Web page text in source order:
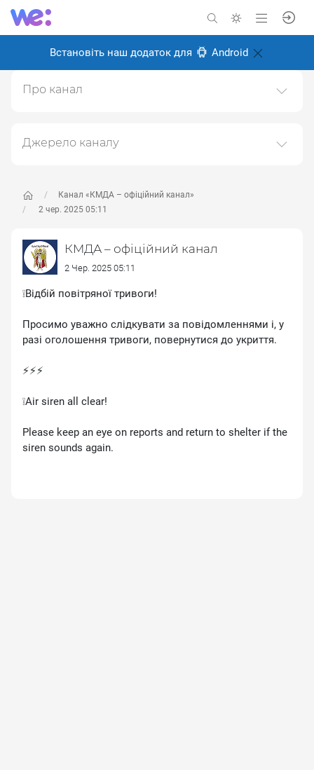
Встановіть наш додаток для Android
Канал «КМДА – офіційний канал»
2 чер. 2025 05:11
КМДА – офіційний канал
2 Чер. 2025 05:11
❕Відбій повітряної тривоги!
Просимо уважно слідкувати за повідомленнями і, у
разі оголошення тривоги, повернутися до укриття.
⚡️⚡️⚡️
❕Air siren all clear!
Please keep an eye on reports and return to shelter if the
siren sounds again.
Про канал
Створено: 6 листопада 2024
Джерело каналу
метою його популяризації та збільшення аудиторії
його підписників.
отримання повної інформації про Автора, чи
предмет допису.